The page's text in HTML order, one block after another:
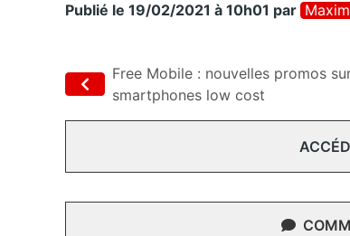
Publié le 19/02/2021 à 10h01 par
Free Mobile : nouvelles promos
smartphones low cost